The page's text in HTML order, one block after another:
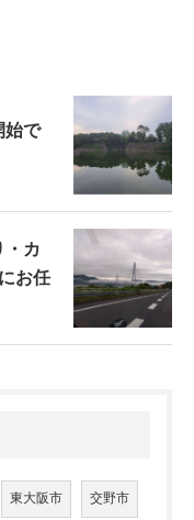
始で
カ
お任
東大阪市 交野市